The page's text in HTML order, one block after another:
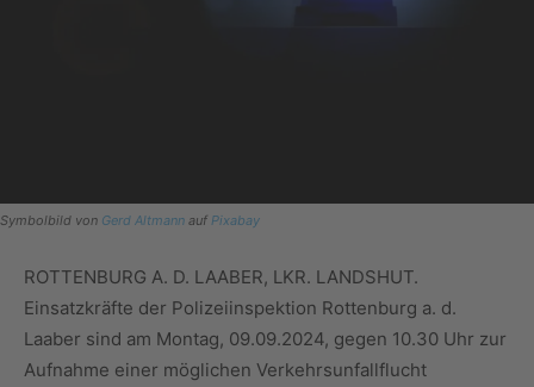
Symbolbild von Gerd Altmann auf Pixabay
ROTTENBURG A. D. LAABER, LKR. LANDSHUT.
Einsatzkräfte der Polizeiinspektion Rottenburg a. d.
Laaber sind am Montag, 09.09.2024, gegen 10.30 Uhr zur
Aufnahme einer möglichen Verkehrsunfallflucht